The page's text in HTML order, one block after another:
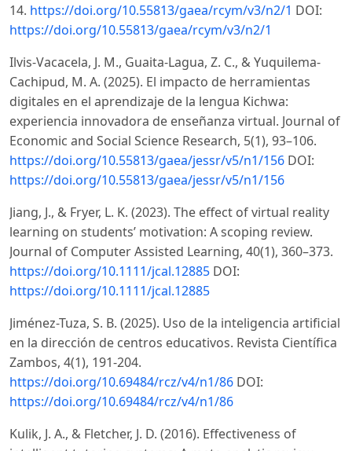
14. https://doi.org/10.55813/gaea/rcym/v3/n2/1 DOI:
https://doi.org/10.55813/gaea/rcym/v3/n2/1
Ilvis-Vacacela, J. M., Guaita-Lagua, Z. C., & Yuquilema-
Cachipud, M. A. (2025). El impacto de herramientas
digitales en el aprendizaje de la lengua Kichwa:
experiencia innovadora de enseñanza virtual. Journal of
Economic and Social Science Research, 5(1), 93–106.
https://doi.org/10.55813/gaea/jessr/v5/n1/156 DOI:
https://doi.org/10.55813/gaea/jessr/v5/n1/156
Jiang, J., & Fryer, L. K. (2023). The effect of virtual reality
learning on students’ motivation: A scoping review.
Journal of Computer Assisted Learning, 40(1), 360–373.
https://doi.org/10.1111/jcal.12885 DOI:
https://doi.org/10.1111/jcal.12885
Jiménez-Tuza, S. B. (2025). Uso de la inteligencia artificial
en la dirección de centros educativos. Revista Científica
Zambos, 4(1), 191-204.
https://doi.org/10.69484/rcz/v4/n1/86 DOI:
https://doi.org/10.69484/rcz/v4/n1/86
Kulik, J. A., & Fletcher, J. D. (2016). Effectiveness of